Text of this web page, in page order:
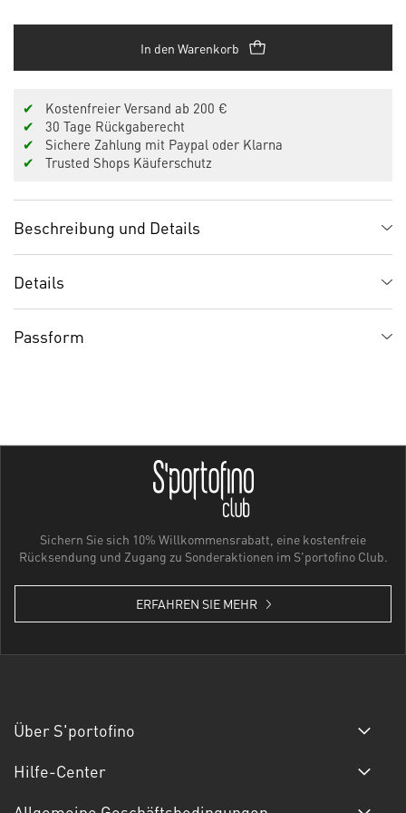
In den Warenkorb
✔
Kostenfreier Versand ab 200 €
✔
30 Tage Rückgaberecht
✔
Sichere Zahlung mit Paypal oder Klarna
✔
Trusted Shops Käuferschutz
Beschreibung und Details
Details
Passform
Sichern Sie sich 10% Willkommensrabatt, eine kostenfreie
Rücksendung und Zugang zu Sonderaktionen im S'portofino Club.
ERFAHREN SIE MEHR
Über S'portofino
Hilfe-Center